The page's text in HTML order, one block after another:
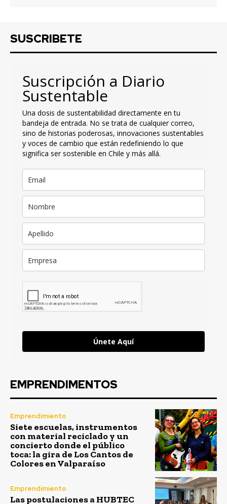
SUSCRIBETE
Suscripción a Diario
Sustentable
Una dosis de sustentabilidad directamente en tu
bandeja de entrada. No se trata de cualquier correo,
sino de historias poderosas, innovaciones sustentables
y voces de cambio que están redefiniendo lo que
significa ser sostenible en Chile y más allá.
Únete Aquí
EMPRENDIMENTOS
Emprendimiento
Siete escuelas, instrumentos
con material reciclado y un
concierto donde el público
toca: la gira de Los Cantos de
Colores en Valparaíso
Emprendimiento
Las postulaciones a HUBTEC